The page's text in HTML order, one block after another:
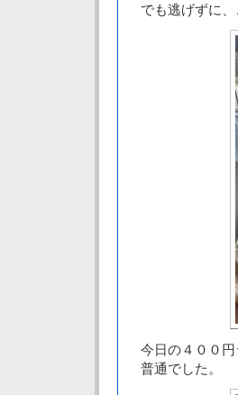
でも逃げずに、
今日の４００円
普通でした。